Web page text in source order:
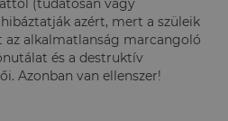
(tudatosan vagy
azért, mert a szüleik
alkalmatlanság marcangoló
és a destruktív
Azonban van ellenszer!